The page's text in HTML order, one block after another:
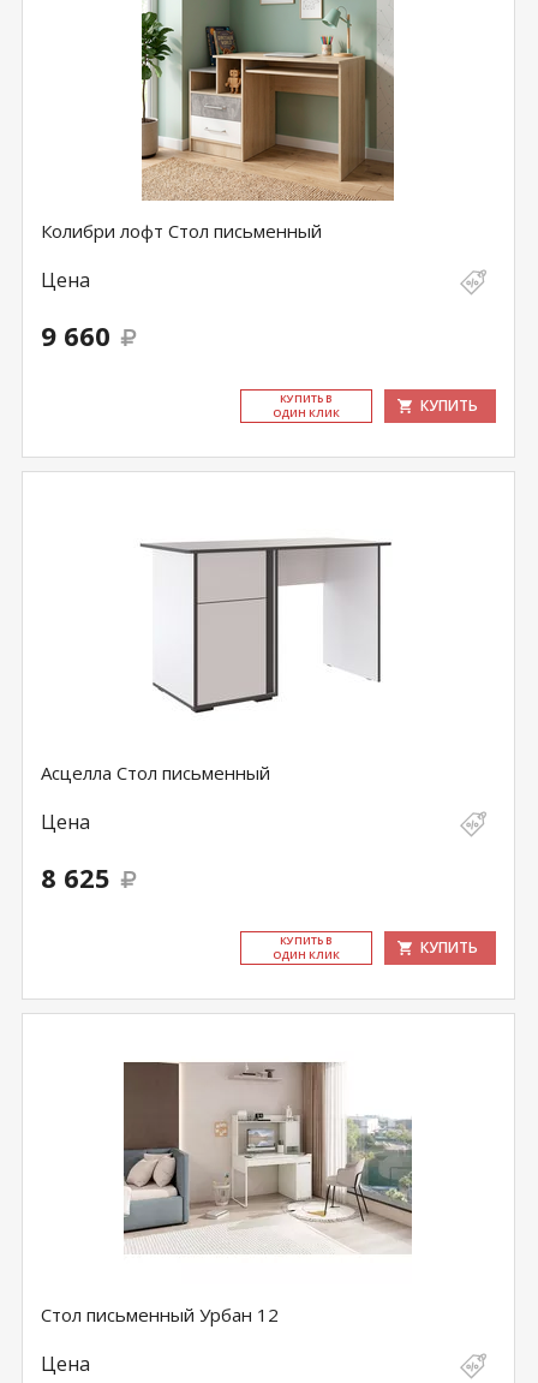
Колибри лофт Стол письменный
Цена
9 660
КУ­ПИТЬ В
ОДИН КЛИК
КУПИТЬ
Асцелла Стол письменный
Цена
8 625
КУ­ПИТЬ В
ОДИН КЛИК
КУПИТЬ
Стол письменный Урбан 12
Цена